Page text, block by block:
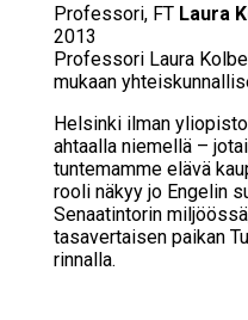
Professori, FT Laura
2013
Professori Laura
mukaan
Helsinki ilman
ahtaalla niemellä –
tuntemamme elävä
rooli näkyy jo Engelin
Senaatintorin
tasavertaisen paikan
rinnalla.